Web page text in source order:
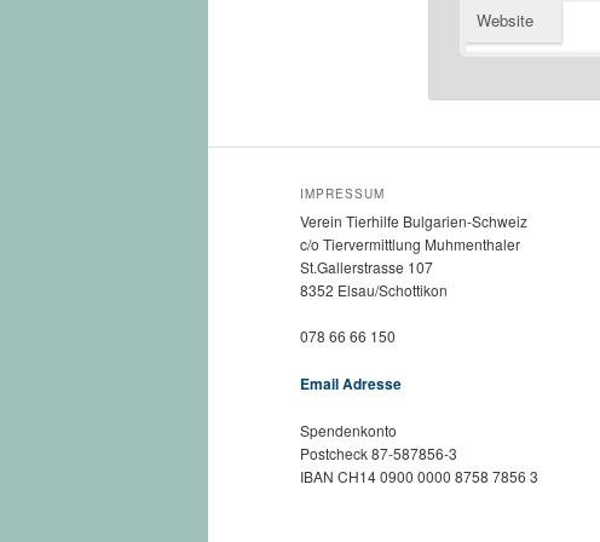
Website
IMPRESSUM
Verein Tierhilfe Bulgarien-Schweiz
c/o Tiervermittlung Muhmenthaler
St.Gallerstrasse 107
8352 Elsau/Schottikon
078 66 66 150
Email Adresse
Spendenkonto
Postcheck 87-587856-3
IBAN CH14 0900 0000 8758 7856 3